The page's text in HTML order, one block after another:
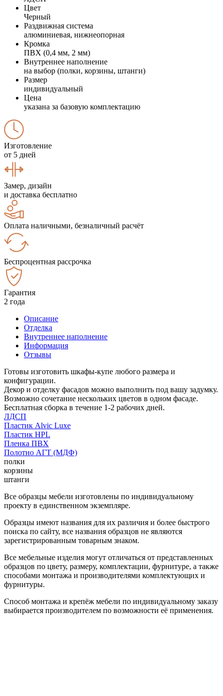
Цвет
Черный
Раздвижная система
алюминиевая, нижнеопорная
Кромка
ПВХ (0,4 мм, 2 мм)
Внутреннее наполнение
на выбор (полки, корзины, штанги)
Размер
индивидуальный
Цена
указана за базовую комплектацию
Изготовление
от 5 дней
Замер, дизайн
и доставка бесплатно
Оплата наличными, безналичный расчёт
Беспроцентная рассрочка
Гарантия
2 года
Описание
Отделка
Внутреннее наполнение
Информация
Отзывы
Готовы изготовить шкафы-купе любого размера и
конфигурации.
Декор и отделку фасадов можно выполнить под вашу задумку.
Возможно сочетание нескольких цветов в одном фасаде.
Бесплатная сборка в течение 1-2 рабочих дней.
ЛДСП
Пластик Alvic Luxe
Пластик HPL
Пленка ПВХ
Полотно АГТ (МДФ)
полки
корзины
штанги
Все образцы мебели изготовлены по индивидуальному
проекту в единственном экземпляре.
Образцы имеют названия для их различия и более быстрого
поиска по сайту, все названия образцов не являются
зарегистрированным товарным знаком.
Все мебельные изделия могут отличаться от представленных
образцов по цвету, размеру, комплектации, фурнитуре, а также
способами монтажа и производителями комплектующих и
фурнитуры.
Способ монтажа и крепёж мебели по индивидуальному заказу
выбирается производителем по возможности её применения.